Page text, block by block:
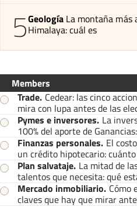
5Geología La montaña más
Himalaya: cuál es
Members
Trade. Cedear: las cinco
mira con lupa antes de las
Pymes e inversores. La
100% del aporte de
Finanzas personales. El
un crédito hipotecario:
Plan salvataje. La mitad de
talentos que necesita: qué
Mercado inmobiliario. Cómo
claves que hay que mirar